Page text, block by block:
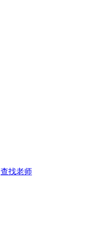
查找老师